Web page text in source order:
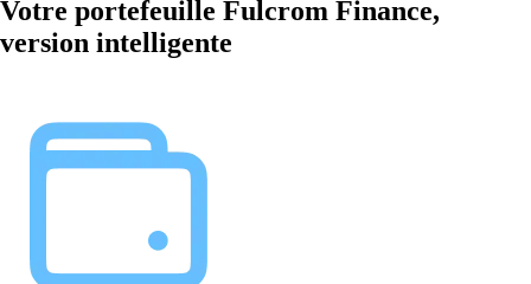
Votre portefeuille Fulcrom Finance,
version intelligente